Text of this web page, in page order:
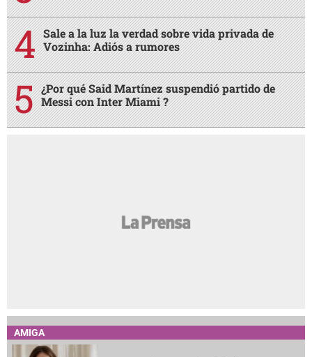
Sale a la luz la verdad sobre vida privada de
Vozinha: Adiós a rumores
¿Por qué Said Martínez suspendió partido de
Messi con Inter Miami ?
AMIGA